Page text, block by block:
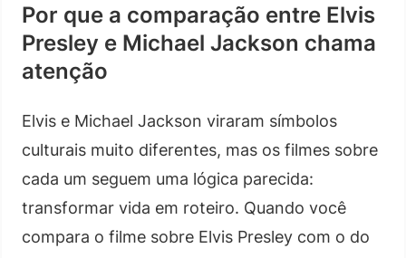
Por que a comparação entre Elvis
Presley e Michael Jackson chama
atenção
Elvis e Michael Jackson viraram símbolos
culturais muito diferentes, mas os filmes sobre
cada um seguem uma lógica parecida:
transformar vida em roteiro. Quando você
compara o filme sobre Elvis Presley com o do